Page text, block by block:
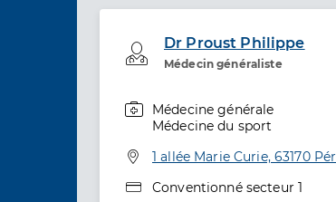
Dr Proust Philippe
Médecin généraliste
Professionel de
Spécialités
Médecine générale
Médecine du sport
Adresse
1 allée Marie Curie, 63170
Type de convention
Conventionné secteur 1